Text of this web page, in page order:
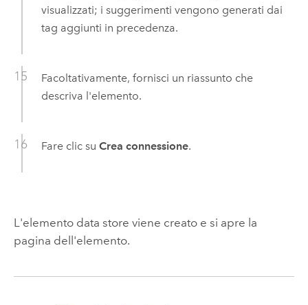
visualizzati; i suggerimenti vengono generati dai
tag aggiunti in precedenza.
Facoltativamente, fornisci un riassunto che
descriva l'elemento.
Fare clic su Crea connessione.
L'elemento data store viene creato e si apre la
pagina dell'elemento.